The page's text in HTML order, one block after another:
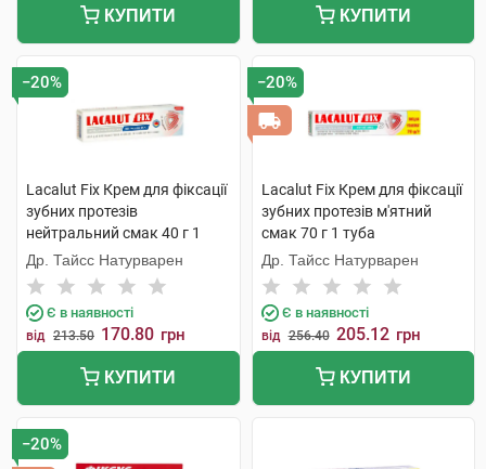
КУПИТИ КУПИТИ
−20%
Lacalut Fix Крем для фіксації
зубних протезів
нейтральний смак 40 г 1
туба
Др. Тайсс Натурварен
Є в наявності
від 213.50 170.80 грн
КУПИТИ
−20%
Lacalut Fix Крем для фіксації
зубних протезів м'ятний
смак 70 г 1 туба
Др. Тайсс Натурварен
Є в наявності
від 256.40 205.12 грн
КУПИТИ
−20%